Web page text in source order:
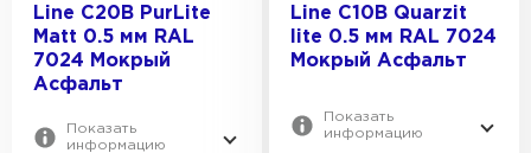
Line С20В PurLite
Matt 0.5 мм RAL
7024 Мокрый
Асфальт
Показать
информацию
Line С10В Quarzit
lite 0.5 мм RAL 7024
Мокрый Асфальт
Показать
информацию